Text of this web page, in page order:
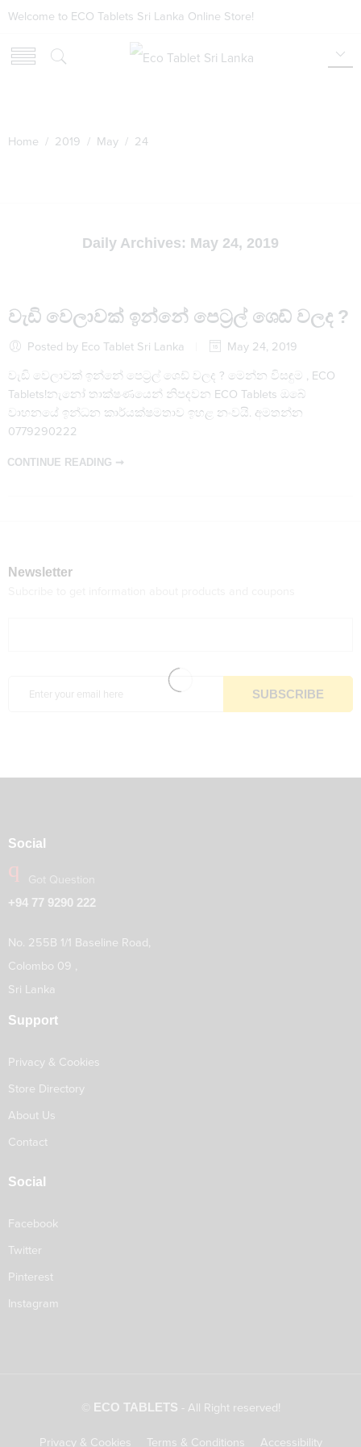
Welcome to ECO Tablets Sri Lanka Online Store!
Home / 2019 / May / 24
Daily Archives: May 24, 2019
වැඩි වෙලාවක් ඉන්නේ පෙට්‍රල් ශෙඩ් වලද ?
Posted by Eco Tablet Sri Lanka May 24, 2019
වැඩි වෙලාවක් ඉන්නේ පෙට්‍රල් ශෙඩ් වලද ? මෙන්න විසඳුම , ECO
Tablets!නැනෝ තාක්ෂණයෙන් නිපදවන ECO Tablets ඔබේ
වාහනයේ ඉන්ධන කාර්යක්ෂමතාව ඉහළ නංවයි. අමතන්න
0779290222
CONTINUE READING ➞
Newsletter
Social
Got Question
+94 77 9290 222
No. 255B 1/1 Baseline Road,
Colombo 09 ,
Sri Lanka
Support
Privacy & Cookies
Store Directory
About Us
Contact
Social
Facebook
Twitter
Pinterest
Instagram
ECO TABLETS - All Right reserved!
Privacy & Cookies Terms & Conditions Accessibility